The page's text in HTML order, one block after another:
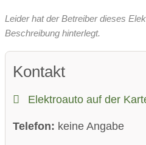
Leider hat der Betreiber dieses
Beschreibung hinterlegt.
Kontakt
Elektroauto auf der
Telefon: keine Angabe